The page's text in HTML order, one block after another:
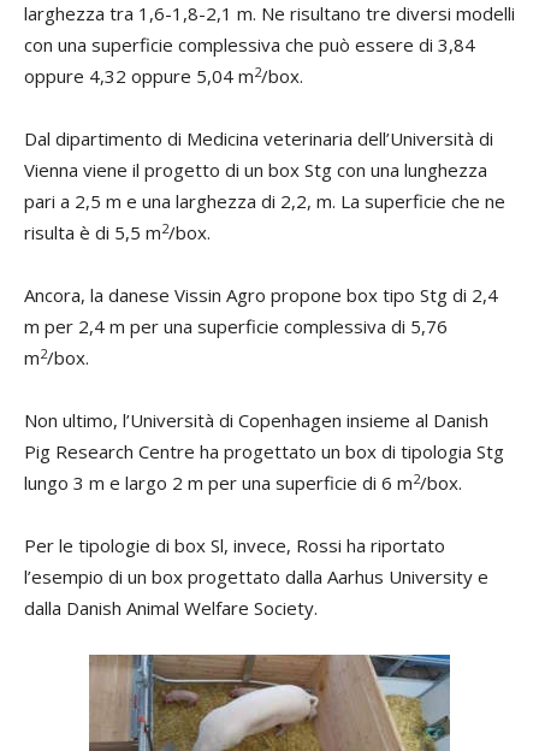
larghezza tra 1,6-1,8-2,1 m. Ne risultano tre diversi modelli
con una superficie complessiva che può essere di 3,84
oppure 4,32 oppure 5,04 m2/box.
Dal dipartimento di Medicina veterinaria dell’Università di
Vienna viene il progetto di un box Stg con una lunghezza
pari a 2,5 m e una larghezza di 2,2, m. La superficie che ne
risulta è di 5,5 m2/box.
Ancora, la danese Vissin Agro propone box tipo Stg di 2,4
m per 2,4 m per una superficie complessiva di 5,76
m2/box.
Non ultimo, l’Università di Copenhagen insieme al Danish
Pig Research Centre ha progettato un box di tipologia Stg
lungo 3 m e largo 2 m per una superficie di 6 m2/box.
Per le tipologie di box Sl, invece, Rossi ha riportato
l’esempio di un box progettato dalla Aarhus University e
dalla Danish Animal Welfare Society.